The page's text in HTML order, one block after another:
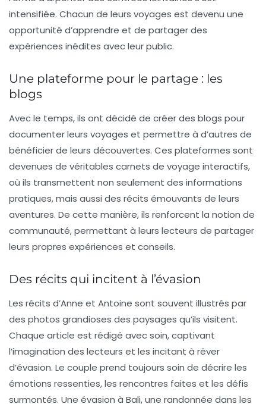
intensifiée. Chacun de leurs voyages est devenu une
opportunité d’apprendre et de partager des
expériences inédites avec leur public.
Une plateforme pour le partage : les
blogs
Avec le temps, ils ont décidé de créer des blogs pour
documenter leurs voyages et permettre à d’autres de
bénéficier de leurs découvertes. Ces plateformes sont
devenues de véritables carnets de voyage interactifs,
où ils transmettent non seulement des informations
pratiques, mais aussi des récits émouvants de leurs
aventures. De cette manière, ils renforcent la notion de
communauté, permettant à leurs lecteurs de partager
leurs propres expériences et conseils.
Des récits qui incitent à l’évasion
Les récits d’Anne et Antoine sont souvent illustrés par
des photos grandioses des paysages qu’ils visitent.
Chaque article est rédigé avec soin, captivant
l’imagination des lecteurs et les incitant à rêver
d’évasion. Le couple prend toujours soin de décrire les
émotions ressenties, les rencontres faites et les défis
surmontés. Une évasion à Bali, une randonnée dans les